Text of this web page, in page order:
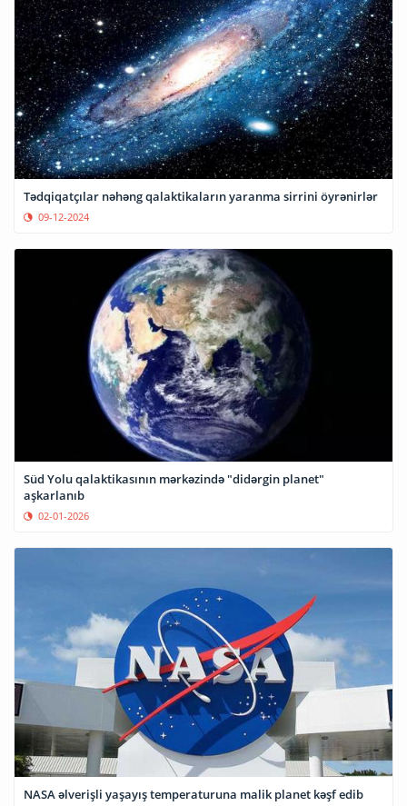
Tədqiqatçılar nəhəng qalaktikaların yaranma sirrini öyrənirlər
09-12-2024
Süd Yolu qalaktikasının mərkəzində "didərgin planet"
aşkarlanıb
02-01-2026
NASA əlverişli yaşayış temperaturuna malik planet kəşf edib